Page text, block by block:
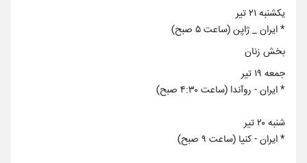
یکشنبه ۲۱ تیر
* ایران _ ژاپن (ساعت ۵ صبح)
بخش زنان
جمعه ۱۹ تیر
* ایران - روآندا (ساعت ۴:۳۰ صبح)
شنبه ۲۰ تیر
* ایران - کنیا (ساعت ۹ صبح)